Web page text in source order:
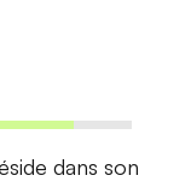
dans son